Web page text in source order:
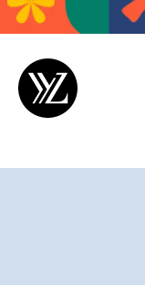
Éditions
XYZ